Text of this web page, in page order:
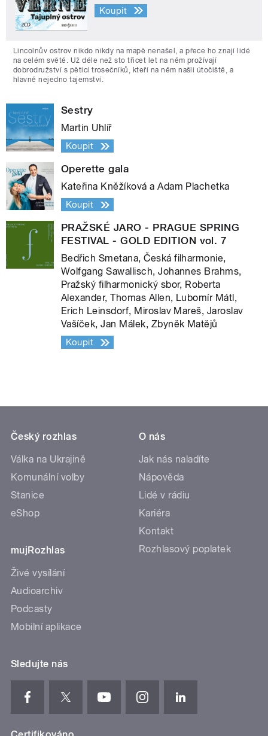
Koupit
Lincolnův ostrov nikdo nikdy na mapě nenašel, a přece ho znají lidé
na celém světě. Už déle než sto třicet let na něm prožívají
dobrodružství s pěticí trosečníků, kteří na něm našli útočiště, a
hlavně nejedno tajemství.
Sestry
Martin Uhlíř
Koupit
Operette gala
Kateřina Kněžíková a Adam Plachetka
Koupit
PRAŽSKÉ JARO - PRAGUE SPRING
FESTIVAL - GOLD EDITION vol. 7
Bedřich Smetana, Česká filharmonie,
Wolfgang Sawallisch, Johannes Brahms,
Pražský filharmonický sbor, Roberta
Alexander, Thomas Allen, Lubomír Mátl,
Erich Leinsdorf, Miroslav Mareš, Jaroslav
Vašíček, Jan Málek, Zbyněk Matějů
Koupit
Český rozhlas
Válka na Ukrajině
Komunální volby
Stanice
eShop
mujRozhlas
Živé vysílání
Audioarchiv
Podcasty
Mobilní aplikace
O nás
Jak nás naladíte
Nápověda
Lidé v rádiu
Kariéra
Kontakt
Rozhlasový poplatek
Sledujte nás